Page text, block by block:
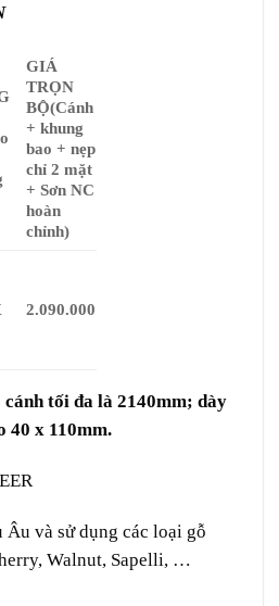
GIÁ
TRỌN
BỘ(Cánh
+ khung
bao + nẹp
chỉ 2 mặt
+ Sơn NC
hoàn
chỉnh)
2.090.000
tối đa là 2140mm; dày
40 x 110mm.
Âu và sử dụng các loại gỗ
Walnut, Sapelli, …